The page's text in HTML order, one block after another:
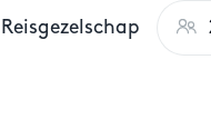
Reisgezelschap